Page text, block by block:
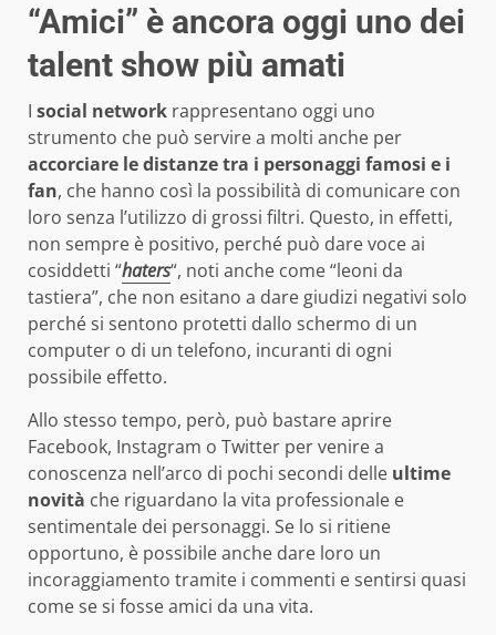
“Amici” è ancora oggi uno dei
talent show più amati
I social network rappresentano oggi uno
strumento che può servire a molti anche per
accorciare le distanze tra i personaggi famosi e i
fan, che hanno così la possibilità di comunicare con
loro senza l’utilizzo di grossi filtri. Questo, in effetti,
non sempre è positivo, perché può dare voce ai
cosiddetti “haters“, noti anche come “leoni da
tastiera”, che non esitano a dare giudizi negativi solo
perché si sentono protetti dallo schermo di un
computer o di un telefono, incuranti di ogni
possibile effetto.
Allo stesso tempo, però, può bastare aprire
Facebook, Instagram o Twitter per venire a
conoscenza nell’arco di pochi secondi delle ultime
novità che riguardano la vita professionale e
sentimentale dei personaggi. Se lo si ritiene
opportuno, è possibile anche dare loro un
incoraggiamento tramite i commenti e sentirsi quasi
come se si fosse amici da una vita.